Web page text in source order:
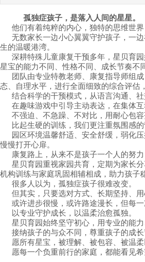
孤独症孩子，是落入人间的星星。
他们有着纯粹的内心，独特的思维世
无数家长一边小心翼翼守护孩子，一
生的温暖港湾。
深耕特殊儿童康复干预多年，星贝育
星宝的能力不同、性格不同、成长节奏不
团队由专业特教老师、康复指导师组
态、自理水平，进行全面细致的综合评估
结合科学的干预模式，从语言沟通、
在趣味游戏中引导主动表达，在集体
不强迫、不急躁、不对比，用耐心包
比起生硬的训练，我们更注重氛围感的
园区环境温馨舒适、安全舒缓，弱化
慢慢打开心扉。
康复路上，从来不是孩子一个人的努
星贝育园重视家园共育，定期为家长
机构训练与家庭巩固相辅相成，助力孩子
很多人以为，孤独症孩子很难改变。
但其实，只要选对方式、长期坚持、
或许进步很慢，或许路途漫长，但每
以专业守护成长，以温柔治愈孤独。
星贝育园始终坚守初心，用专业的能
接纳孩子的与众不同，尊重孩子的成
愿所有星宝，被理解、被包容、被温柔
愿每一个负重前行的家庭，都能看见希